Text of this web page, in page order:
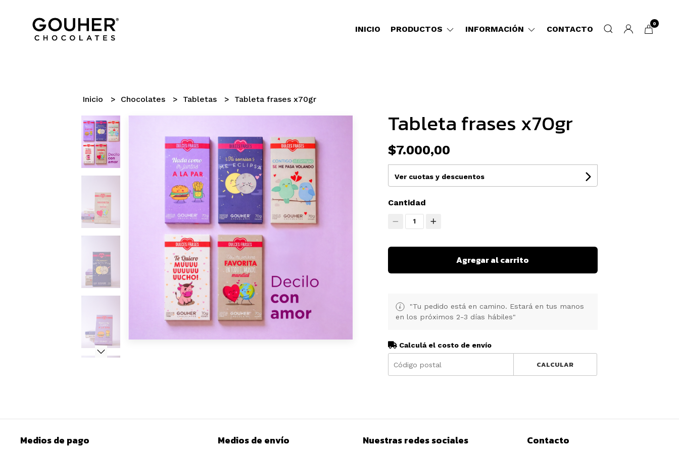
INICIO PRODUCTOS INFORMACIÓN CONTACTO
0
Inicio Chocolates Tabletas Tableta frases x70gr
Tableta frases x70gr
$7.000,00
Ver cuotas y descuentos
Cantidad
1
Agregar al carrito
"Tu pedido está en camino. Estará en tus manos
en los próximos 2-3 días hábiles"
Calculá el costo de envío
CALCULAR
Medios de pago Medios de envío Nuestras redes sociales Contacto